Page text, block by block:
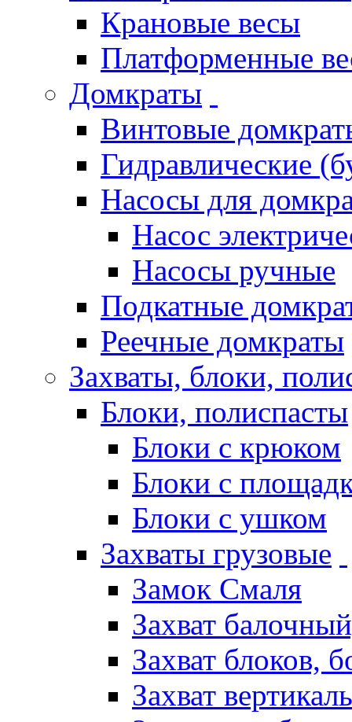
Крановые весы
Платформенные
Домкраты
Винтовые
Гидравлические
Насосы для
Насос
Насосы ручные
Подкатные
Реечные домкраты
Захваты, блоки,
Блоки, полиспасты
Блоки с крюком
Блоки с
Блоки с ушком
Захваты грузовые
Замок Смаля
Захват
Захват блоков,
Захват